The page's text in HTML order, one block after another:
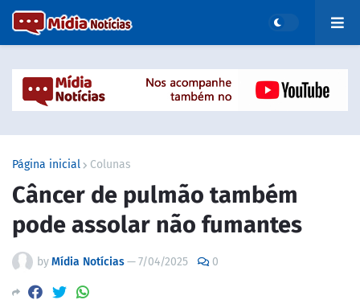
Página inicial Colunas
Câncer de pulmão também
pode assolar não fumantes
byMídia Notícias—7/04/2025 0